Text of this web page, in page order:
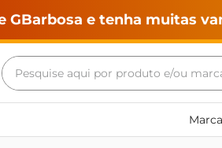
GBarbosa e tenha muitas
Pesquise aqui por produto e/ou
Termos mais buscados